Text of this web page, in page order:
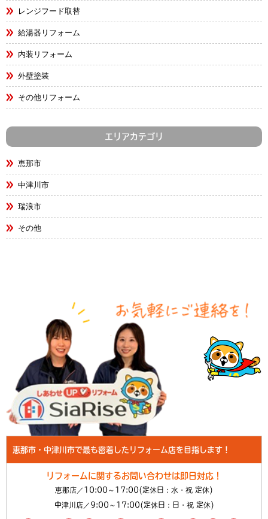
レンジフード取替
給湯器リフォーム
内装リフォーム
外壁塗装
その他リフォーム
エリアカテゴリ
恵那市
中津川市
瑞浪市
その他
恵那市・中津川市で最も密着したリフォーム店を目指します！
リフォームに関するお問い合わせは即日対応！
恵那店／10:00～17:00(定休日：水・祝 定休)
中津川店／9:00～17:00(定休日：日・祝 定休)